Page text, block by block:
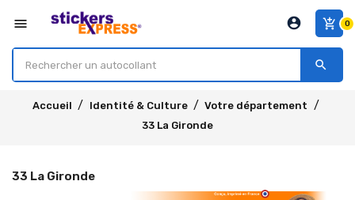
menu add_shopping_cart 0
account_circle
search
Accueil Identité & Culture
Votre département
33 La Gironde
33 La Gironde